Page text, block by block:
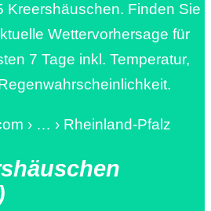
Kreershäuschen. Finden Sie
Wettervorhersage für
7 Tage inkl. Temperatur,
› … › Rheinland-Pfalz